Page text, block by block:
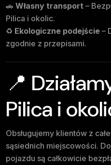
🚗 Własny transport –
Pilica i okolic.
♻️ Ekologiczne podejście –
zgodnie z przepisami.
📍
Pilica i
Obsługujemy klientów z
sąsiednich miejscowości.
pojazdu są całkowicie